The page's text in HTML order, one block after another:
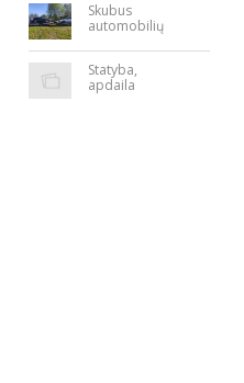
Skubus
automobilių
Statyba,
apdaila